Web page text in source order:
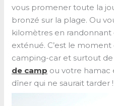
vous promener toute la
bronzé sur la plage. Ou
kilomètres en randonnant
exténué. C’est le
camping-car et surtout
de camp ou votre hamac
dîner qui ne saurait tarder !